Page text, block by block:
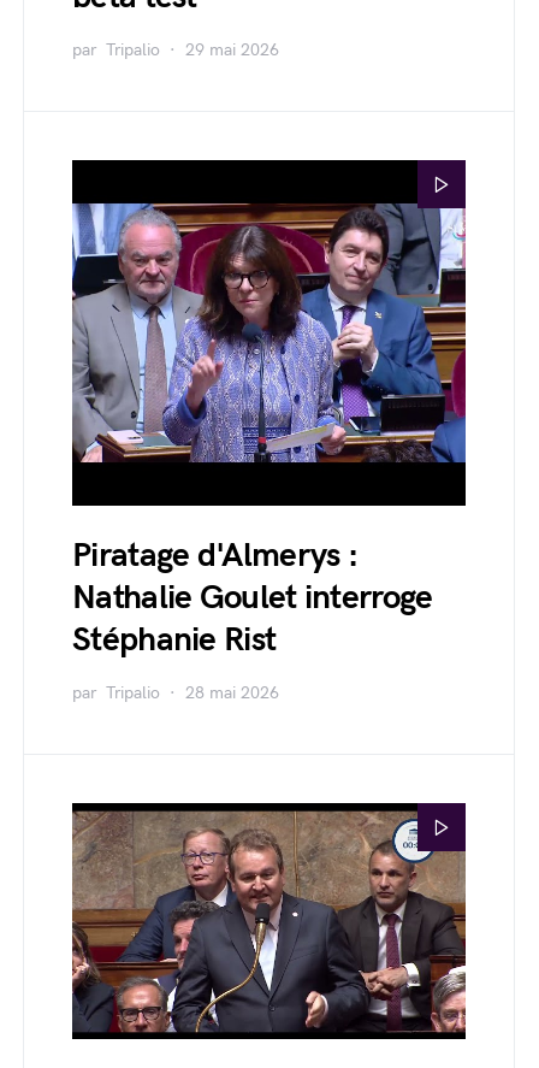
par Tripalio 29 mai 2026
Piratage d'Almerys :
Nathalie Goulet interroge
Stéphanie Rist
par Tripalio 28 mai 2026